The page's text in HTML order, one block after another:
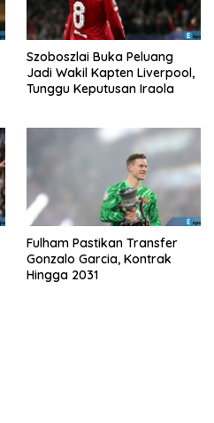
Szoboszlai Buka Peluang
Jadi Wakil Kapten Liverpool,
Tunggu Keputusan Iraola
Fulham Pastikan Transfer
Gonzalo Garcia, Kontrak
Hingga 2031